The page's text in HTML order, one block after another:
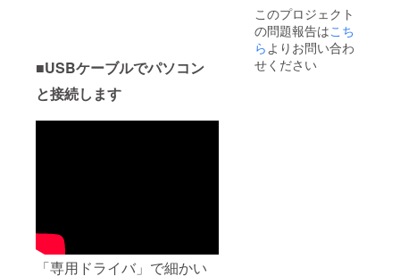
■USBケーブルでパソコン
と接続します
「専用ドライバ」で細かい
価格が
予定よ
り下が
る可能
期が遅
れる可
能性が
ござい
ます。
このプロジェクト
の問題報告はこち
ら よりお問い合わ
せください